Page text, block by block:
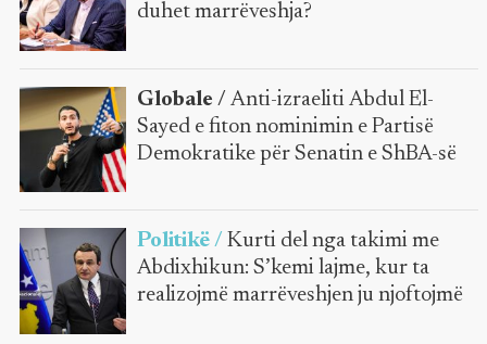
duhet marrëveshja?
Globale / Anti-izraeliti Abdul El-
Sayed e fiton nominimin e Partisë
Demokratike për Senatin e ShBA-së
Politikë / Kurti del nga takimi me
Abdixhikun: S’kemi lajme, kur ta
realizojmë marrëveshjen ju njoftojmë